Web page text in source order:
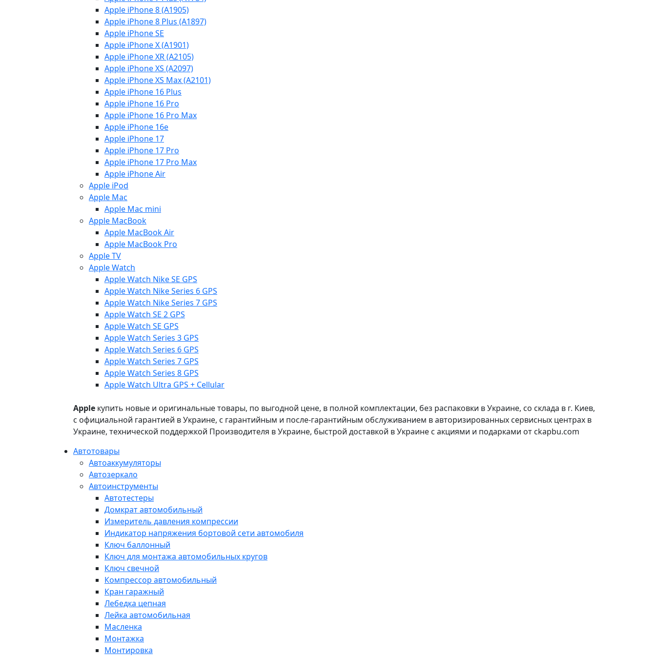
Apple iPhone 8 (A1905)
Apple iPhone 8 Plus (A1897)
Apple iPhone SE
Apple iPhone X (A1901)
Apple iPhone XR (A2105)
Apple iPhone XS (A2097)
Apple iPhone XS Max (A2101)
Apple iPhone 16 Plus
Apple iPhone 16 Pro
Apple iPhone 16 Pro Max
Apple iPhone 16e
Apple iPhone 17
Apple iPhone 17 Pro
Apple iPhone 17 Pro Max
Apple iPhone Air
Apple iPod
Apple Mac
Apple Mac mini
Apple MacBook
Apple MacBook Air
Apple MacBook Pro
Apple TV
Apple Watch
Apple Watch Nike SE GPS
Apple Watch Nike Series 6 GPS
Apple Watch Nike Series 7 GPS
Apple Watch SE 2 GPS
Apple Watch SE GPS
Apple Watch Series 3 GPS
Apple Watch Series 6 GPS
Apple Watch Series 7 GPS
Apple Watch Series 8 GPS
Apple Watch Ultra GPS + Cellular
Apple купить новые и оригинальные товары, по выгодной цене, в полной комплектации, без распаковки в Украине, со склада в г. Киев,
с официальной гарантией в Украине, с гарантийным и после-гарантийным обслуживанием в авторизированных сервисных центрах в
Украине, технической поддержкой Производителя в Украине, быстрой доставкой в Украине с акциями и подарками от ckapbu.com
Автотовары
Автоаккумуляторы
Автозеркало
Автоинструменты
Автотестеры
Домкрат автомобильный
Измеритель давления компрессии
Индикатор напряжения бортовой сети автомобиля
Ключ баллонный
Ключ для монтажа автомобильных кругов
Ключ свечной
Компрессор автомобильный
Кран гаражный
Лебедка цепная
Лейка автомобильная
Масленка
Монтажка
Монтировка